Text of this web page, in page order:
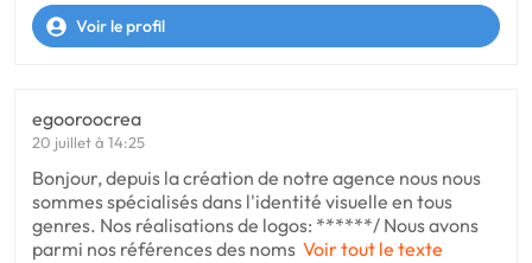
Voir le profil
egooroocrea
20 juillet à 14:25
Bonjour, depuis la création de notre agence nous nous
sommes spécialisés dans l'identité visuelle en tous
genres. Nos réalisations de logos: ******/ Nous avons
parmi nos références des noms Voir tout le texte